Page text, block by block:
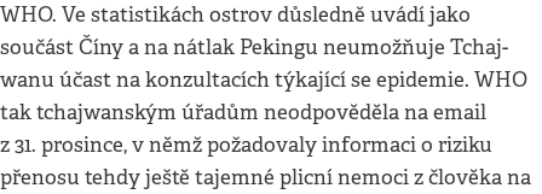
WHO. Ve statistikách ostrov důsledně uvádí jako
součást Číny a na nátlak Pekingu neumožňuje Tchaj-
wanu účast na konzultacích týkající se epidemie. WHO
tak tchajwanským úřadům neodpověděla na email
z 31. prosince, v němž požadovaly informaci o riziku
přenosu tehdy ještě tajemné plicní nemoci z člověka na